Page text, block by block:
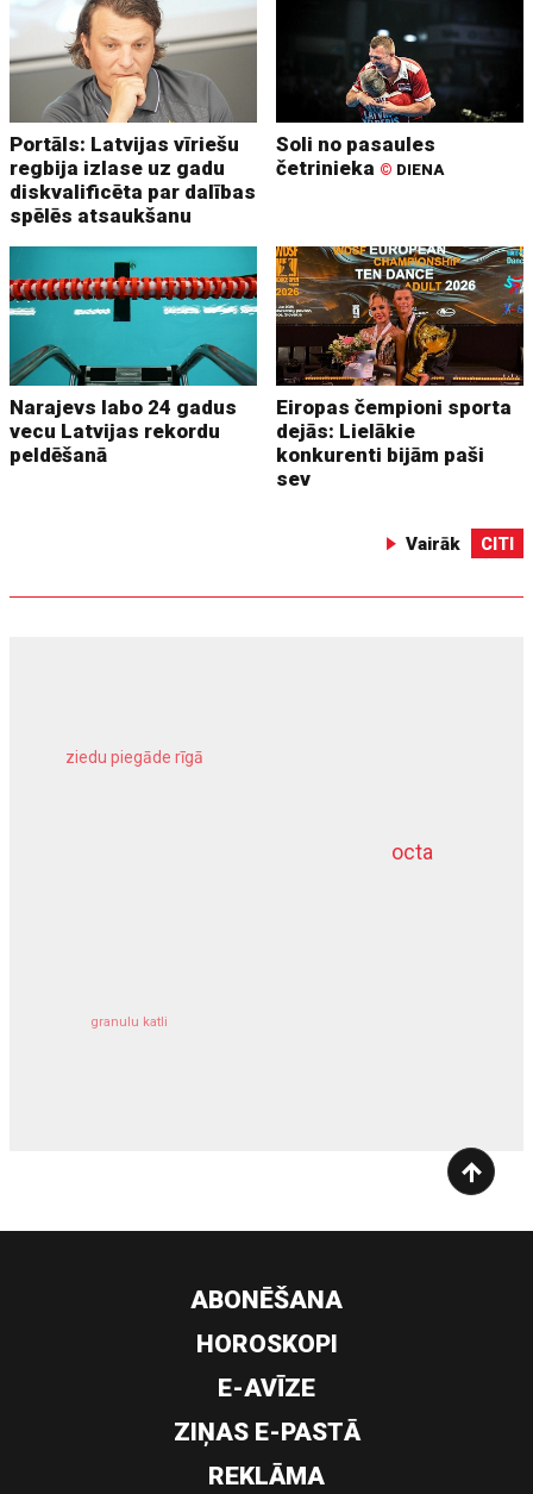
Portāls: Latvijas vīriešu
regbija izlase uz gadu
diskvalificēta par dalības
spēlēs atsaukšanu
Soli no pasaules
četrinieka © DIENA
Narajevs labo 24 gadus
vecu Latvijas rekordu
peldēšanā
Eiropas čempioni sporta
dejās: Lielākie
konkurenti bijām paši
sev
Vairāk CITI
octa
ziedu piegāde rīgā
granulu katli
dziļurbums
ABONĒŠANA
HOROSKOPI
E-AVĪZE
ZIŅAS E-PASTĀ
REKLĀMA